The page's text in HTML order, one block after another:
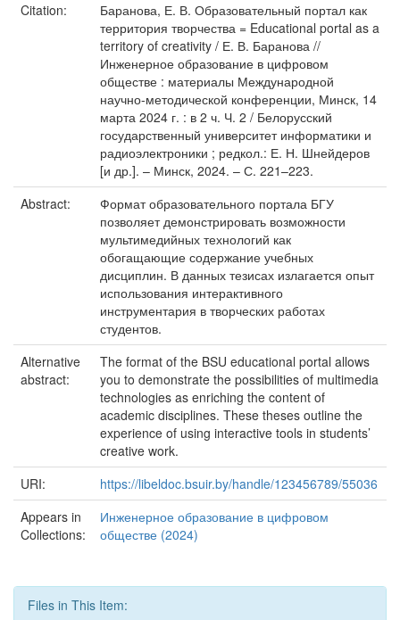
Citation:
Баранова, Е. В. Образовательный портал как
территория творчества = Educational portal as a
territory of creativity / Е. В. Баранова //
Инженерное образование в цифровом
обществе : материалы Международной
научно-методической конференции, Минск, 14
марта 2024 г. : в 2 ч. Ч. 2 / Белорусский
государственный университет информатики и
радиоэлектроники ; редкол.: Е. Н. Шнейдеров
[и др.]. – Минск, 2024. – С. 221–223.
Abstract:
Формат образовательного портала БГУ
позволяет демонстрировать возможности
мультимедийных технологий как
обогащающие содержание учебных
дисциплин. В данных тезисах излагается опыт
использования интерактивного
инструментария в творческих работах
студентов.
Alternative
abstract:
The format of the BSU educational portal allows
you to demonstrate the possibilities of multimedia
technologies as enriching the content of
academic disciplines. These theses outline the
experience of using interactive tools in students’
creative work.
URI:
https://libeldoc.bsuir.by/handle/123456789/55036
Appears in
Collections:
Инженерное образование в цифровом
обществе (2024)
Files in This Item: